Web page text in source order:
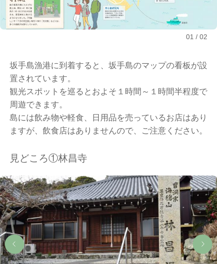
01 02
坂手島漁港に到着すると、坂手島のマップの看板が設
置されています。
観光スポットを巡るとおよそ１時間～１時間半程度で
周遊できます。
島には飲み物や軽食、日用品を売っているお店はあり
ますが、飲食店はありませんので、ご注意ください。
見どころ①林昌寺